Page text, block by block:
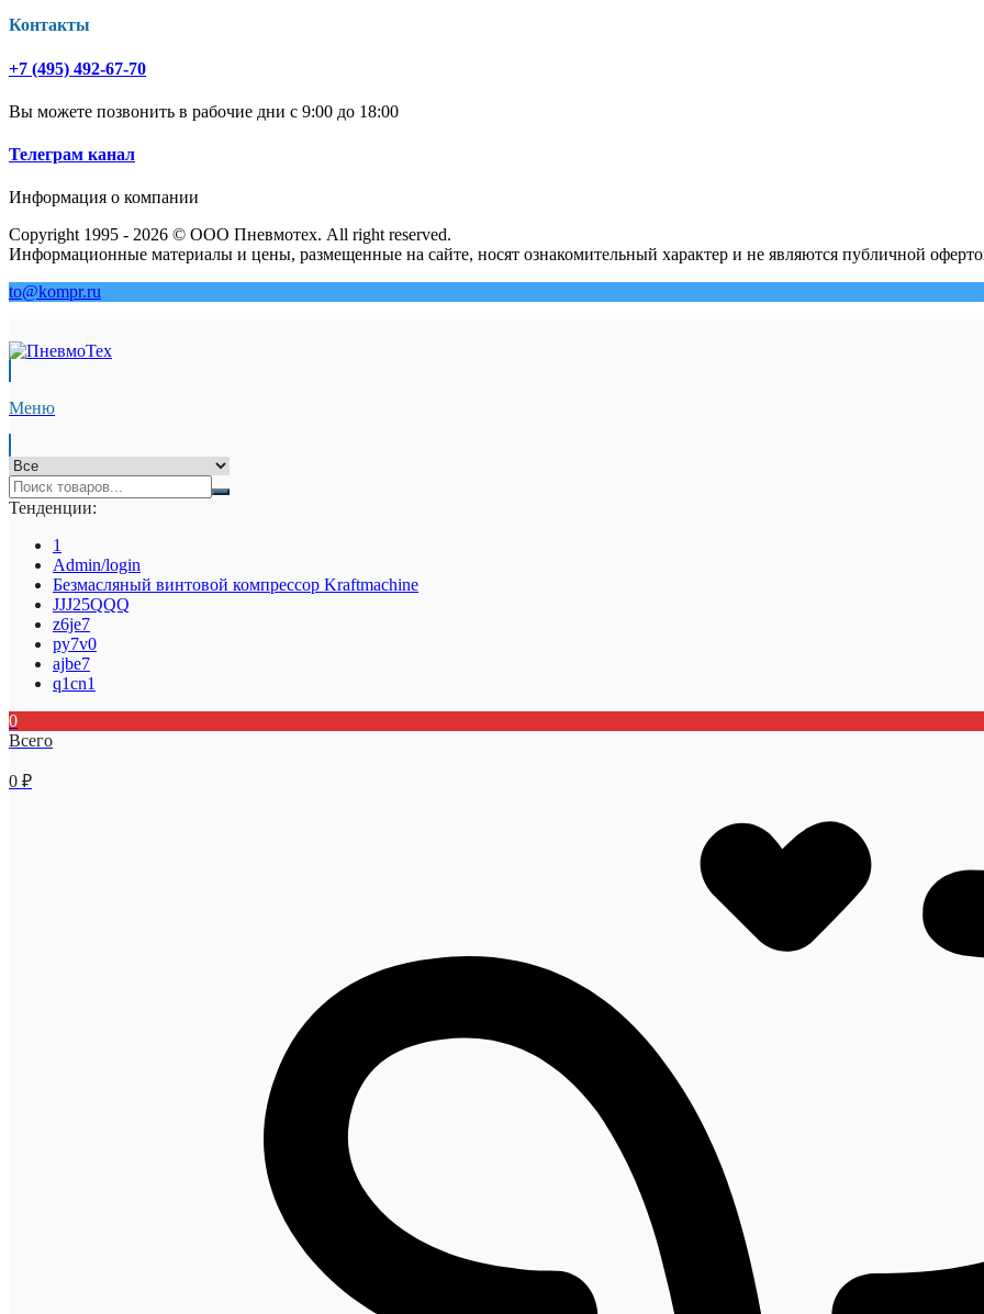
Контакты
+7 (495) 492-67-70
Вы можете позвонить в рабочие дни с 9:00 до 18:00
Телеграм канал
Информация о компании
Copyright 1995 - 2026 © ООО Пневмотех. All right reserved.
Информационные материалы и цены, размещенные на сайте, носят ознакомительный характер и не являются публичной
to@kompr.ru
Меню
Тенденции:
1
Admin/login
Безмасляный винтовой компрессор Kraftmaсhine
JJJ25QQQ
z6je7
py7v0
ajbe7
q1cn1
0
Всего
0 ₽